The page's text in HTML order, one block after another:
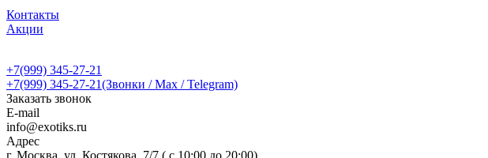
Контакты
Акции
+7(999) 345-27-21
+7(999) 345-27-21(Звонки / Max / Telegram)
Заказать звонок
E-mail
info@exotiks.ru
Адрес
г. Москва, ул. Костякова, 7/7 ( с 10:00 до 20:00)